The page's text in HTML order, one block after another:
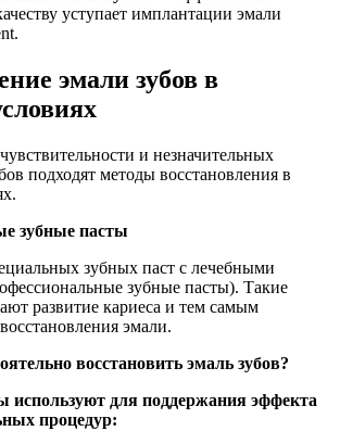
уступает имплантации эмали
эмали зубов в
и незначительных
подходят методы восстановления в
зубные пасты
зубных паст с лечебными
зубные пасты). Такие
развитие кариеса и тем самым
эмали.
восстановить эмаль зубов?
используют для поддержания эффекта
процедур: